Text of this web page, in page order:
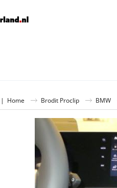
| Home Brodit Proclip BMW